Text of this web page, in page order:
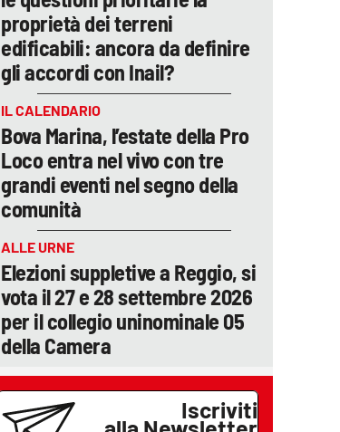
proprietà dei terreni
edificabili: ancora da definire
gli accordi con Inail?
IL CALENDARIO
Bova Marina, l’estate della Pro
Loco entra nel vivo con tre
grandi eventi nel segno della
comunità
ALLE URNE
Elezioni suppletive a Reggio, si
vota il 27 e 28 settembre 2026
per il collegio uninominale 05
della Camera
Iscriviti